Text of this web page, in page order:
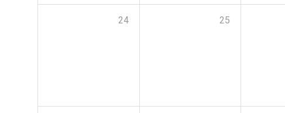
24 25